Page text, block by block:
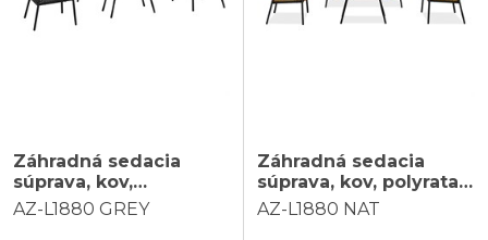
Záhradná sedacia
súprava, kov,
polyratan, sivá, AZ-
AZ-L1880 GREY
Záhradná sedacia
súprava, kov, polyratan,
hnedá, AZ-L1880 NAT
AZ-L1880 NAT